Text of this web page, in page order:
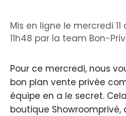
Mis en ligne le mercredi
11h48 par la team Bon-
Pour ce mercredi, nous
bon plan vente privée
équipe en a le secret.
boutique